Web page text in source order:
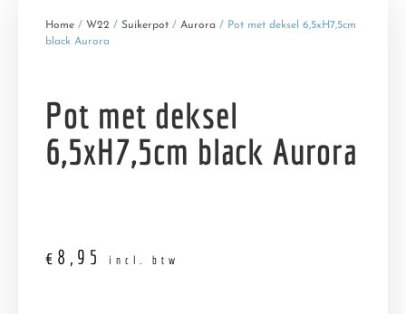
Home / W22 / Suikerpot / Aurora / Pot met deksel 6,5xH7,5cm
black Aurora
Pot met deksel
6,5xH7,5cm black Aurora
€ 8,95 incl. btw